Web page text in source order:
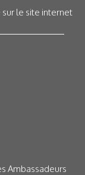
le site internet
Ambassadeurs